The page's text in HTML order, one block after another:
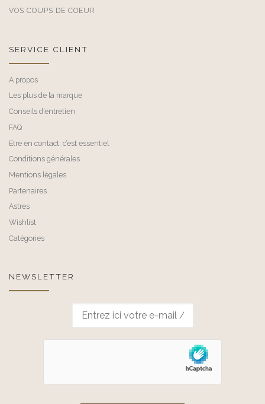
VOS COUPS DE COEUR
SERVICE CLIENT
A propos
Les plus de la marque
Conseils d’entretien
FAQ
Etre en contact, c’est essentiel
Conditions générales
Mentions légales
Partenaires
Astres
Wishlist
Catégories
NEWSLETTER